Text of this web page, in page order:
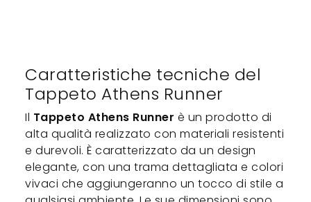
Caratteristiche tecniche del
Tappeto Athens Runner
Il Tappeto Athens Runner è un prodotto di
alta qualità realizzato con materiali resistenti
e durevoli. È caratterizzato da un design
elegante, con una trama dettagliata e colori
vivaci che aggiungeranno un tocco di stile a